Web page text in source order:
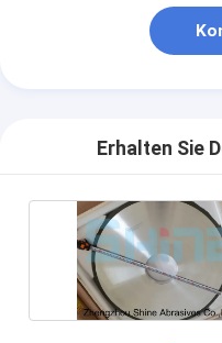
Erhalten Sie